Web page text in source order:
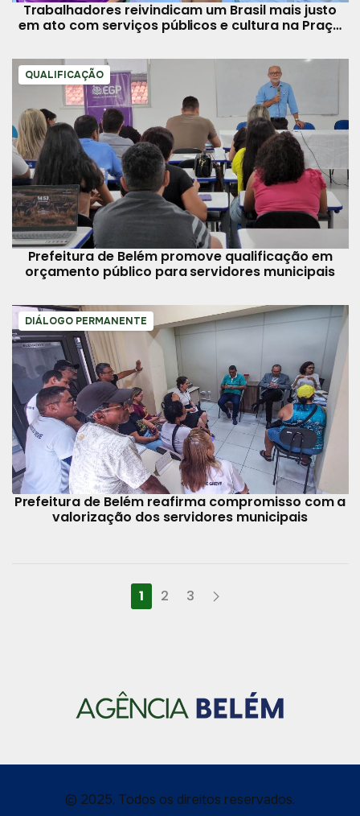
Trabalhadores reivindicam um Brasil mais justo
em ato com serviços públicos e cultura na Praça
QUALIFICAÇÃO
Prefeitura de Belém promove qualificação em
orçamento público para servidores municipais
DIÁLOGO PERMANENTE
Prefeitura de Belém reafirma compromisso com a
valorização dos servidores municipais
1 2 3
© 2025, Todos os direitos reservados.